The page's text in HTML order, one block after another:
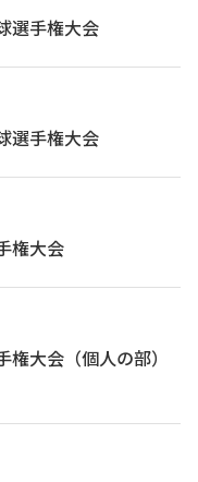
選手権大会
選手権大会
権大会
大会（個人の部）